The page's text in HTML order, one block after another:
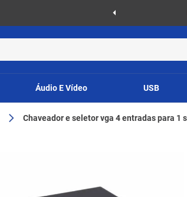
Áudio E Vídeo USB
Chaveador e seletor vga 4 entradas para 1